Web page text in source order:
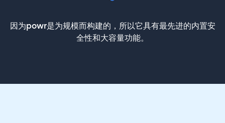
因为powr是为规模而构建的，所以它具有最先进的内置安
全性和大容量功能。